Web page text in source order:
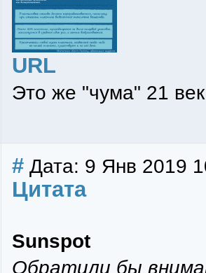
URL
Это же "чума" 21
# Дата: 9 Янв 2019
Цитата
Sunspot
Обратили бы